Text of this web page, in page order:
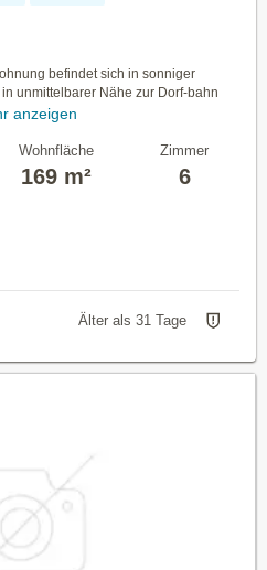
befindet sich in sonniger
unmittelbarer Nähe zur Dorf-bahn
anzeigen
Wohnfläche
169 m²
Zimmer
6
Älter als 31 Tage